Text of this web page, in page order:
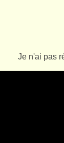
Je n'ai pas